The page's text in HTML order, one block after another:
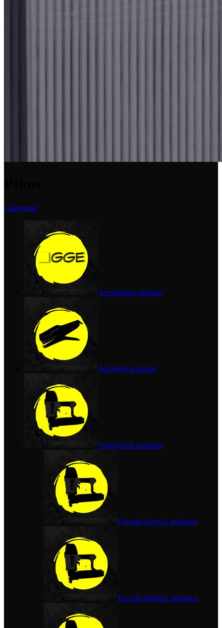
Categorias
Acessórios1 produto
Alicates8 produtos
Fixações16 produtos
Fixação Leve11 produtos
Fixação Média2 produtos